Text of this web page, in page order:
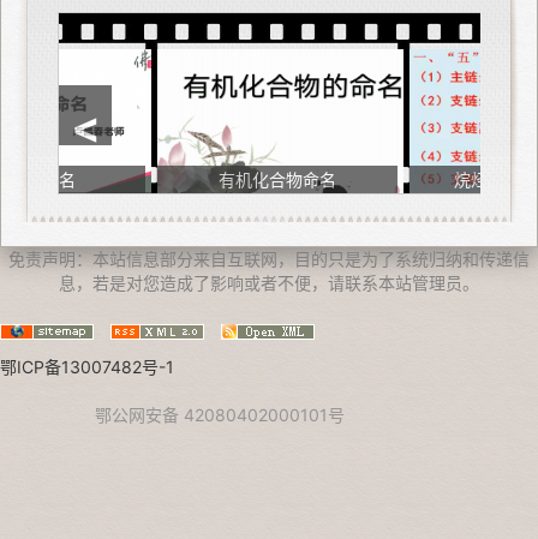
<
有机化合物命名 烷烃命名的五个
免责声明：本站信息部分来自互联网，目的只是为了系统归纳和传递信
息，若是对您造成了影响或者不便，请联系本站管理员。
鄂ICP备13007482号-1
鄂公网安备 42080402000101号